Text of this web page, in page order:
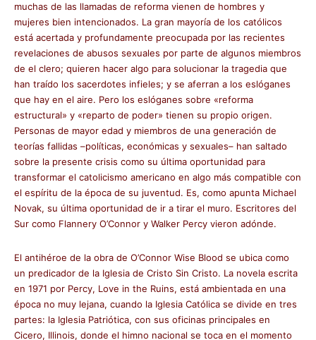
muchas de las llamadas de reforma vienen de hombres y
mujeres bien intencionados. La gran mayoría de los católicos
está acertada y profundamente preocupada por las recientes
revelaciones de abusos sexuales por parte de algunos miembros
de el clero; quieren hacer algo para solucionar la tragedia que
han traído los sacerdotes infieles; y se aferran a los eslóganes
que hay en el aire. Pero los eslóganes sobre «reforma
estructural» y «reparto de poder» tienen su propio origen.
Personas de mayor edad y miembros de una generación de
teorías fallidas –políticas, económicas y sexuales– han saltado
sobre la presente crisis como su última oportunidad para
transformar el catolicismo americano en algo más compatible con
el espíritu de la época de su juventud. Es, como apunta Michael
Novak, su última oportunidad de ir a tirar el muro. Escritores del
Sur como Flannery O’Connor y Walker Percy vieron adónde.
El antihéroe de la obra de O’Connor Wise Blood se ubica como
un predicador de la Iglesia de Cristo Sin Cristo. La novela escrita
en 1971 por Percy, Love in the Ruins, está ambientada en una
época no muy lejana, cuando la Iglesia Católica se divide en tres
partes: la Iglesia Patriótica, con sus oficinas principales en
Cicero, Illinois, donde el himno nacional se toca en el momento